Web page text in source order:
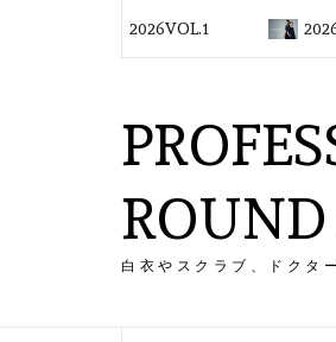
2026新ブラン
白衣やスクラブ、ドクタ